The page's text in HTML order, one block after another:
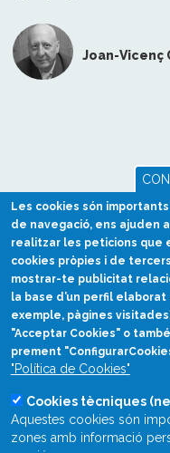
Joan-Vicenç
Les cookies són
de navegació, ens ajuden
realitzar les peticions que
cookies pròpies i de
mostrar-te publicitat
la base d’un perfil
exemple, pàgines
"Acceptar Cookies" o
prement
"Política de Cookies"
Cookies tècniques
Aquestes cookies són
zones amb informació